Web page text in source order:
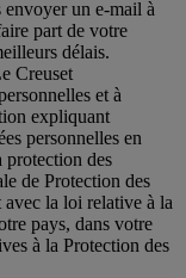
un e-mail à
part de votre
délais.
Creuset
et à
expliquant
personnelles en
des
de Protection des
avec la loi relative à la
pays, dans votre
à la Protection des